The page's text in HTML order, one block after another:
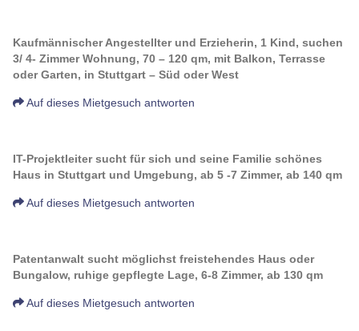
Kaufmännischer Angestellter und Erzieherin, 1 Kind, suchen
3/ 4- Zimmer Wohnung, 70 – 120 qm, mit Balkon, Terrasse
oder Garten, in Stuttgart – Süd oder West
Auf dieses Mietgesuch antworten
IT-Projektleiter sucht für sich und seine Familie schönes
Haus in Stuttgart und Umgebung, ab 5 -7 Zimmer, ab 140 qm
Auf dieses Mietgesuch antworten
Patentanwalt sucht möglichst freistehendes Haus oder
Bungalow, ruhige gepflegte Lage, 6-8 Zimmer, ab 130 qm
Auf dieses Mietgesuch antworten